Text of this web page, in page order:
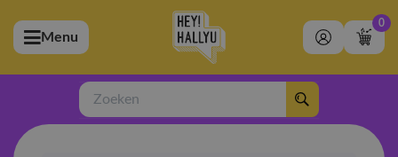
(Artiesten)
(Merchandise)
(Exclusive)
Menu
0
Zoeken